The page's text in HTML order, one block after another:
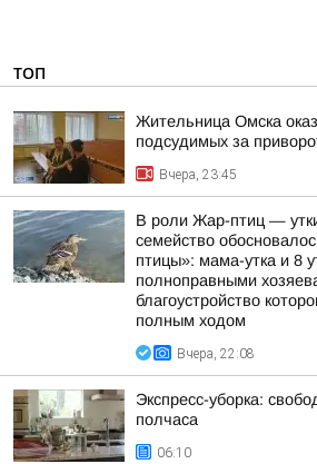
ТОП
Жительница Омска
подсудимых за
Вчера, 23:45
В роли Жар-птиц —
семейство
птицы»: мама-утка и 8
полноправными
благоустройство
полным ходом
Вчера, 22:08
Экспресс-уборка:
полчаса
06:10